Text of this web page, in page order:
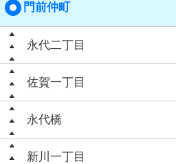
門前仲町
永代二丁目
佐賀一丁目
永代橋
新川一丁目